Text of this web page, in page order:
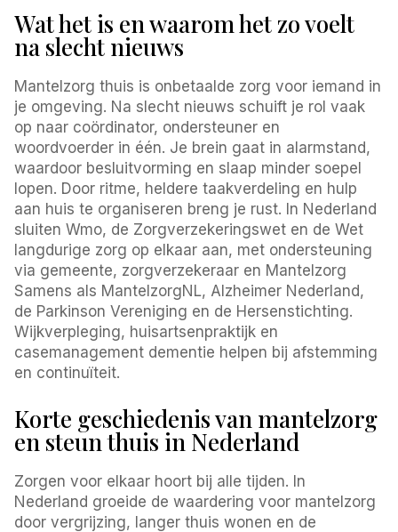
Wat het is en waarom het zo voelt
na slecht nieuws
Mantelzorg thuis is onbetaalde zorg voor iemand in
je omgeving. Na slecht nieuws schuift je rol vaak
op naar coördinator, ondersteuner en
woordvoerder in één. Je brein gaat in alarmstand,
waardoor besluitvorming en slaap minder soepel
lopen. Door ritme, heldere taakverdeling en hulp
aan huis te organiseren breng je rust. In Nederland
sluiten Wmo, de Zorgverzekeringswet en de Wet
langdurige zorg op elkaar aan, met ondersteuning
via gemeente, zorgverzekeraar en Mantelzorg
Samens als MantelzorgNL, Alzheimer Nederland,
de Parkinson Vereniging en de Hersenstichting.
Wijkverpleging, huisartsenpraktijk en
casemanagement dementie helpen bij afstemming
en continuïteit.
Korte geschiedenis van mantelzorg
en steun thuis in Nederland
Zorgen voor elkaar hoort bij alle tijden. In
Nederland groeide de waardering voor mantelzorg
door vergrijzing, langer thuis wonen en de